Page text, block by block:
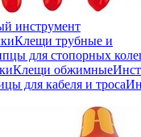
инструмент
Клещи трубные и
для стопорных
Клещи обжимные
для кабеля и троса